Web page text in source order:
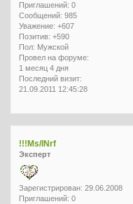
Приглашений: 0
Сообщений: 985
Уважение: +607
Позитив: +590
Пол: Мужской
Провел на форуме:
1 месяц 4 дня
Последний визит:
21.09.2011 12:45:28
!!!Ms/INrf
Эксперт
Зарегистрирован: 29.06.2008
Приглашений: 0